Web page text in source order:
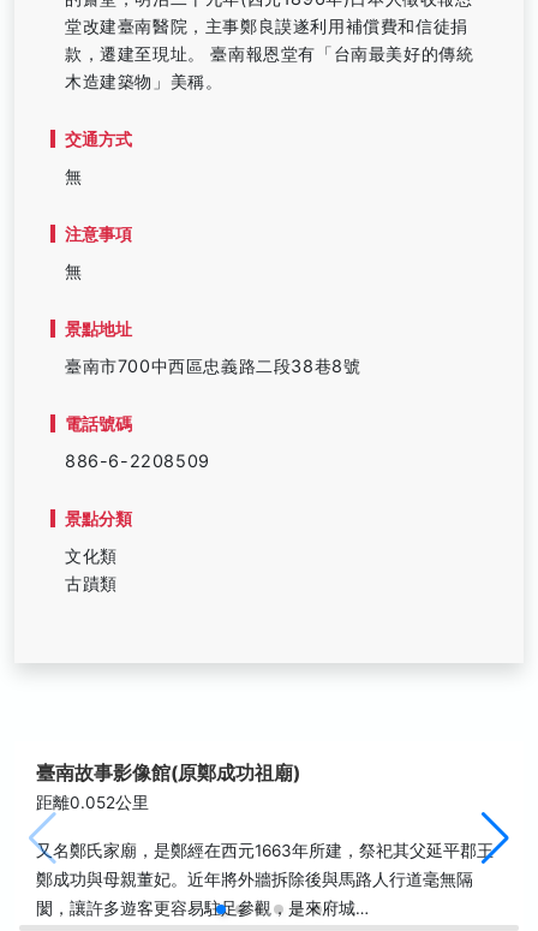
堂改建臺南醫院，主事鄭良謨遂利用補償費和信徒捐
款，遷建至現址。 臺南報恩堂有「台南最美好的傳統
木造建築物」美稱。
交通方式
無
注意事項
無
景點地址
臺南市700中西區忠義路二段38巷8號
電話號碼
886-6-2208509
景點分類
文化類
古蹟類
臺南故事影像館(原鄭成功祖廟)
距離0.052公里
又名鄭氏家廟，是鄭經在西元1663年所建，祭祀其父延平郡王
鄭成功與母親董妃。近年將外牆拆除後與馬路人行道毫無隔
閡，讓許多遊客更容易駐足參觀，是來府城…